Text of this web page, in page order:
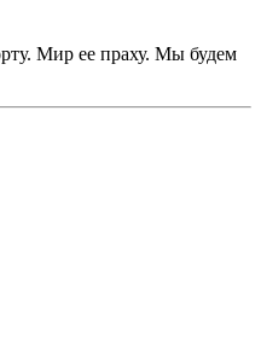
Мир ее праху. Мы будем